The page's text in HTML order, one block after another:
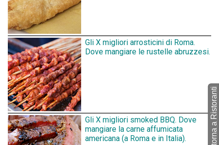
Gli X migliori arrosticini di Roma.
Dove mangiare le rustelle abruzzesi.
Gli X migliori smoked BBQ. Dove
mangiare la carne affumicata
americana (a Roma e in Italia).
torna a Ristoranti